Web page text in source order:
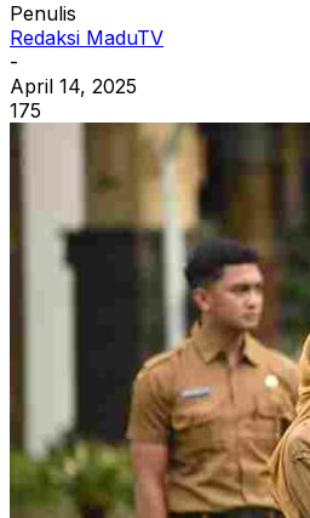
Penulis
Redaksi MaduTV
-
April 14, 2025
175